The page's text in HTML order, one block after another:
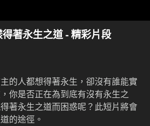
著永生之道 - 精彩片段
的人都想得著永生，卻沒有誰能實
你是否正在為到底有沒有永生之
著永生之道而困惑呢？此短片將會
的途徑。